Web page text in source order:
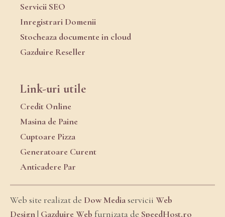
Servicii SEO
Inregistrari Domenii
Stocheaza documente in cloud
Gazduire Reseller
Link-uri utile
Credit Online
Masina de Paine
Cuptoare Pizza
Generatoare Curent
Anticadere Par
Web site realizat de Dow Mediaservicii Web
Design| Gazduire Web furnizata de SpeedHost.ro